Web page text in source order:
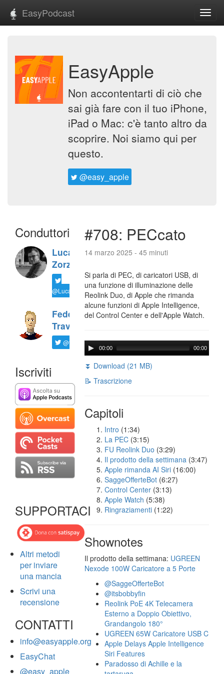
EasyPodcast
EasyApple
Non accontentarti di ciò che
sai già fare con il tuo iPhone,
iPad o Mac: c'è tanto altro da
scoprire. Noi siamo qui per
questo.
@easy_apple
Conduttori
Luca
Zorzi
@LucaTNT
Federico
Travaini
@ftrava
Iscriviti
SUPPORTACI
Altri metodi
per inviare
una mancia
Scrivi una
recensione
CONTATTI
info@easyapple.org
EasyChat
@easy_apple
#708: PECcato
14 marzo 2025 - 45 minuti
Si parla di PEC, di caricatori USB, di
una funzione di illuminazione delle
Reolink Duo, di Apple che rimanda
alcune funzioni di Apple Intelligence,
del Control Center e dell'Apple Watch.
00:00 00:00
⏬ Download (21 MB)
📝 Trascrizione
Capitoli
Intro (1:34)
La PEC (3:15)
FU Reolink Duo (3:29)
Il prodotto della settimana (3:47)
Apple rimanda AI Siri (16:00)
SaggeOfferteBot (6:27)
Control Center (3:13)
Apple Watch (5:38)
Ringraziamenti (1:22)
Shownotes
Il prodotto della settimana: UGREEN
Nexode 100W Caricatore a 5 Porte
@SaggeOfferteBot
@itsbobbyfin
Reolink PoE 4K Telecamera
Esterno a Doppio Obiettivo,
Grandangolo 180°
UGREEN 65W Caricatore USB C
Apple Delays Apple Intelligence
Siri Features
Paradosso di Achille e la